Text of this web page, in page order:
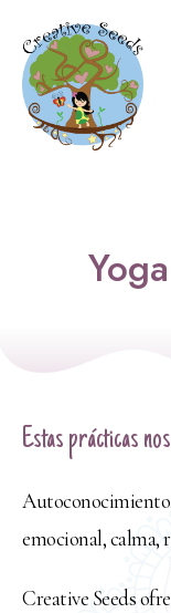
Estas prácticas
emocional, calma,
Creative Seeds